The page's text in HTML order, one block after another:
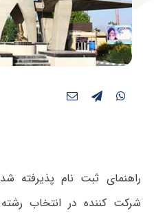
راهنمای ثبت نام پذیرفته
شرکت کننده در انتخاب